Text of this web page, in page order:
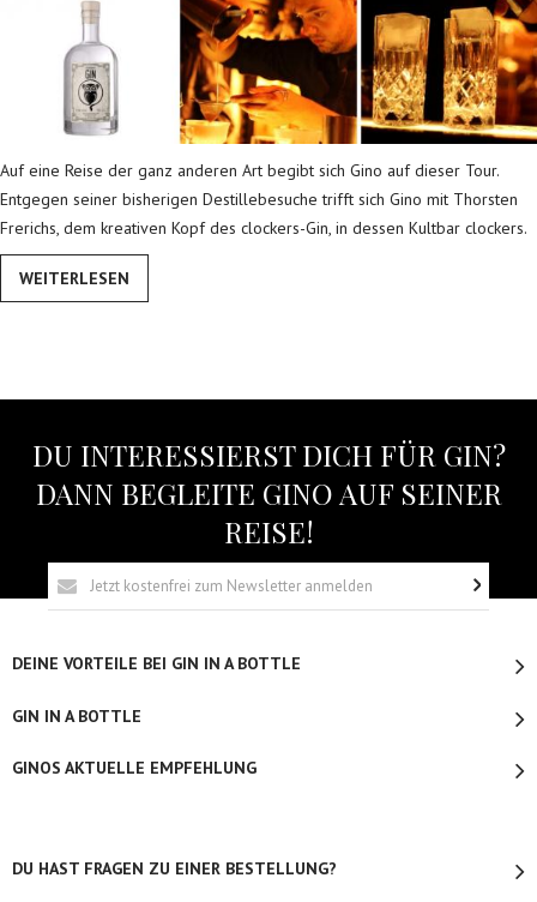
Auf eine Reise der ganz anderen Art begibt sich Gino auf dieser Tour.
Entgegen seiner bisherigen Destillebesuche trifft sich Gino mit Thorsten
Frerichs, dem kreativen Kopf des clockers-Gin, in dessen Kultbar clockers.
WEITERLESEN
DU INTERESSIERST DICH FÜR GIN?
DANN BEGLEITE GINO AUF SEINER
REISE!
DEINE VORTEILE BEI GIN IN A BOTTLE
GIN IN A BOTTLE
GINOS AKTUELLE EMPFEHLUNG
DU HAST FRAGEN ZU EINER BESTELLUNG?